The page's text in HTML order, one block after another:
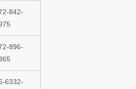
842-
896-
6332-